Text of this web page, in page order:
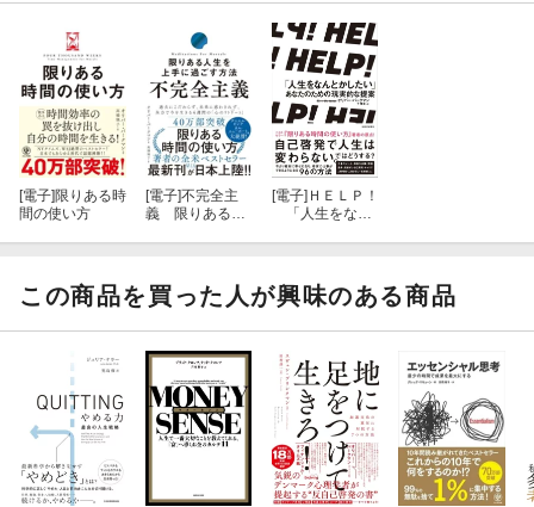
[電子]限りある時
間の使い方
[電子]不完全主
義 限りある人
[電子] ＨＥＬＰ！
「人生をなん
この商品を買った人が興味のある商品